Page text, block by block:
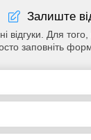
Залиште
відгуки. Для
заповніть